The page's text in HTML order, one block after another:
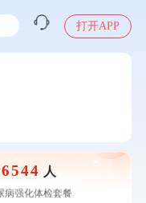
打开APP
人
粗粮生活礼盒
MO-CW5 白色
年体检套餐
年体检套餐
职体检套餐
红豆薏米粉500g
病强化体检套餐